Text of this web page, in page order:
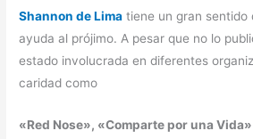
Shannon de Lima tiene un gran sentido
ayuda al prójimo. A pesar que no lo
estado involucrada en diferentes
caridad como
«Red Nose», «Comparte por una Vida»